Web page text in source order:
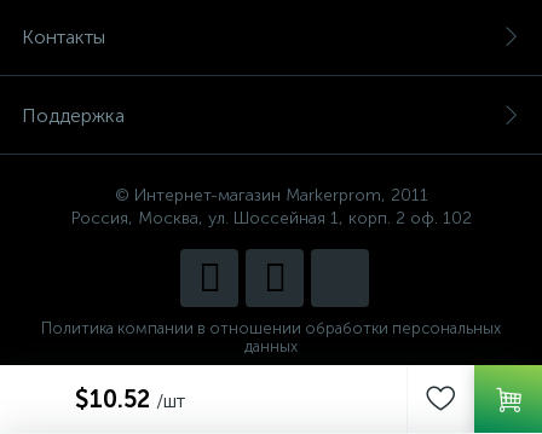
$10.52 /шт
Контакты
Поддержка
© Интернет-магазин Markerprom, 2011
Россия, Москва, ул. Шоссейная 1, корп. 2 оф. 102
Политика компании в отношении обработки персональных
данных